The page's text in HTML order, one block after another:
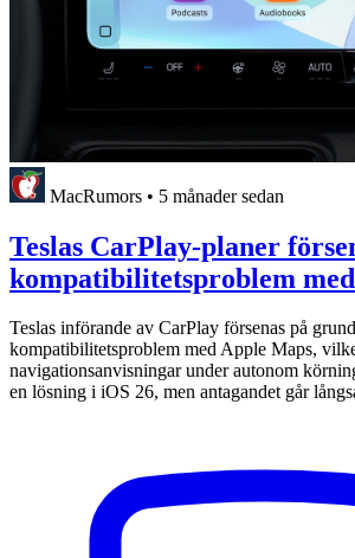
MacRumors • 5 månader sedan
Teslas CarPlay-planer
kompatibilitetsproblem
Teslas införande av CarPlay försenas på
kompatibilitetsproblem med Apple Maps,
navigationsanvisningar under autonom
en lösning i iOS 26, men antagandet går